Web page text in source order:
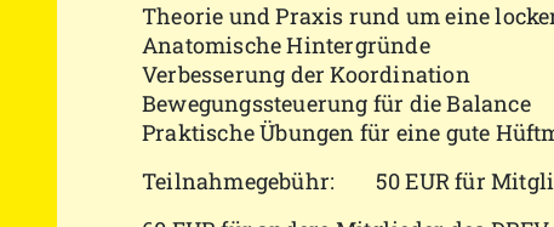
Theorie und Praxis rund um eine
Anatomische Hintergründe
Verbesserung der Koordination
Bewegungssteuerung für die Balance
Praktische Übungen für eine gute
Teilnahmegebühr: 50 EUR für